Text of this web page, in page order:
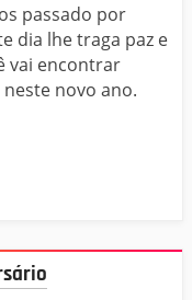
passado por
dia lhe traga paz e
vai encontrar
novo ano.